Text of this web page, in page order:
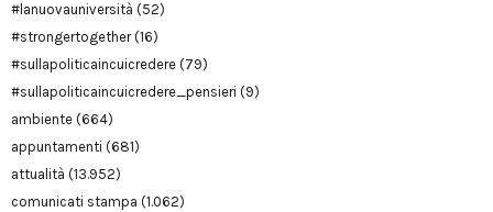
#lanuovauniversità (52)
#strongertogether(16)
#sullapoliticaincuicredere (79)
#sullapoliticaincuicredere_pensieri (9)
ambiente (664)
appuntamenti (681)
attualità (13.952)
comunicati stampa (1.062)